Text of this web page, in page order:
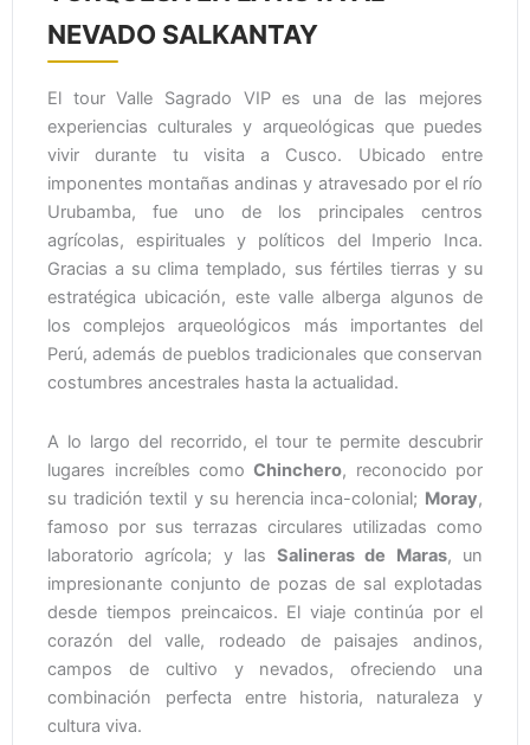
NEVADO SALKANTAY
El tour Valle Sagrado VIP es una de las mejores
experiencias culturales y arqueológicas que puedes
vivir durante tu visita a Cusco. Ubicado entre
imponentes montañas andinas y atravesado por el río
Urubamba, fue uno de los principales centros
agrícolas, espirituales y políticos del Imperio Inca.
Gracias a su clima templado, sus fértiles tierras y su
estratégica ubicación, este valle alberga algunos de
los complejos arqueológicos más importantes del
Perú, además de pueblos tradicionales que conservan
costumbres ancestrales hasta la actualidad.
A lo largo del recorrido, el tour te permite descubrir
lugares increíbles comoChinchero, reconocido por
su tradición textil y su herencia inca-colonial; Moray,
famoso por sus terrazas circulares utilizadas como
laboratorio agrícola; y lasSalineras de Maras, un
impresionante conjunto de pozas de sal explotadas
desde tiempos preincaicos. El viaje continúa por el
corazón del valle, rodeado de paisajes andinos,
campos de cultivo y nevados, ofreciendo una
combinación perfecta entre historia, naturaleza y
cultura viva.